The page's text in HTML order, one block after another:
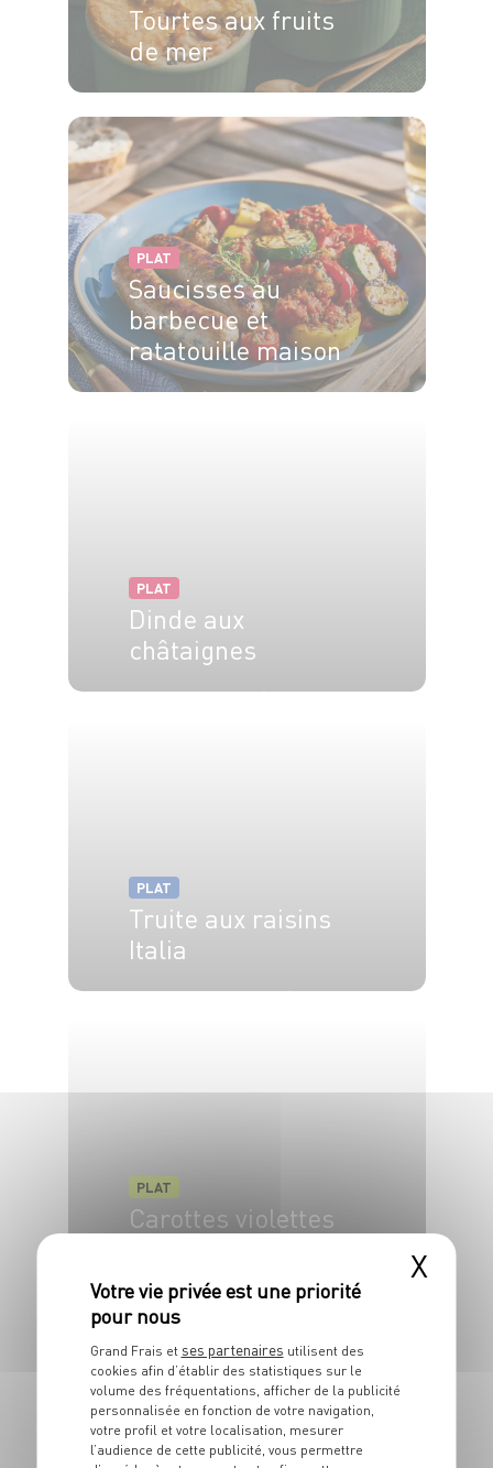
Tourtes aux fruits
de mer
PLAT
Saucisses au
barbecue et
ratatouille maison
PLAT
Dinde aux
châtaignes
PLAT
Truite aux raisins
Italia
PLAT
Carottes violettes
4 pers. 10 min 30 min
X
Grand Frais et ses partenaires utilisent des
cookies afin d’établir des statistiques sur le
volume des fréquentations, afficher de la publicité
personnalisée en fonction de votre navigation,
votre profil et votre localisation, mesurer
l’audience de cette publicité, vous permettre